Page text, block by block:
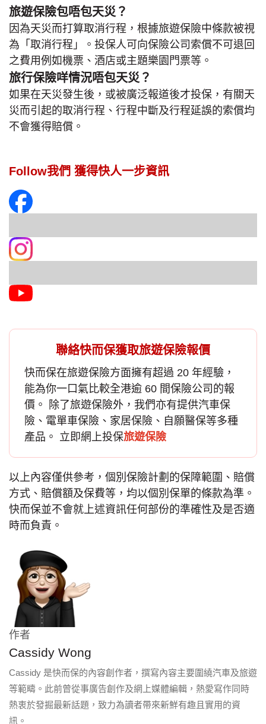
旅遊保險包唔包天災？
因為天災而打算取消行程，根據旅遊保險中條款被視
為「取消行程」。投保人可向保險公司索償不可退回
之費用例如機票、酒店或主題樂園門票等。
旅行保險咩情況唔包天災？
如果在天災發生後，或被廣泛報道後才投保，有關天
災而引起的取消行程、行程中斷及行程延誤的索償均
不會獲得賠償。
Follow我們 獲得快人一步資訊
聯絡快而保獲取旅遊保險報價
快而保在旅遊保險方面擁有超過 20 年經驗，
能為你一口氣比較全港逾 60 間保險公司的報
價。 除了旅遊保險外，我們亦有提供汽車保
險、電單車保險、家居保險、自願醫保等多種
產品。 立即網上投保旅遊保險
以上內容僅供參考，個別保險計劃的保障範圍、賠償
方式、賠償額及保費等，均以個別保單的條款為準。
快而保並不會就上述資訊任何部份的準確性及是否適
時而負責。
作者
Cassidy Wong
Cassidy 是快而保的內容創作者，撰寫內容主要圍繞汽車及旅遊
等範疇。此前曾從事廣告創作及網上媒體編輯，熱愛寫作同時
熱衷於發掘最新話題，致力為讀者帶來新鮮有趣且實用的資
訊。